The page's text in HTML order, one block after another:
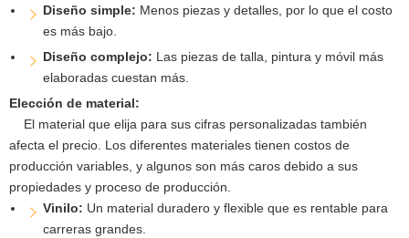
Diseño simple: Menos piezas y detalles, por lo que el costo
es más bajo.
Diseño complejo: Las piezas de talla, pintura y móvil más
elaboradas cuestan más.
Elección de material:
El material que elija para sus cifras personalizadas también
afecta el precio. Los diferentes materiales tienen costos de
producción variables, y algunos son más caros debido a sus
propiedades y proceso de producción.
Vinilo: Un material duradero y flexible que es rentable para
carreras grandes.